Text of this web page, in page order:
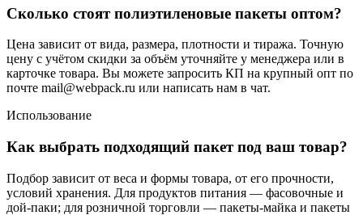
Сколько стоят полиэтиленовые пакеты оптом?
Цена зависит от вида, размера, плотности и тиража. Точную
цену с учётом скидки за объём уточняйте у менеджера или в
карточке товара. Вы можете запросить КП на крупный опт по
почте mail@webpack.ru или написать нам в чат.
Использование
Как выбрать подходящий пакет под ваш товар?
Подбор зависит от веса и формы товара, от его прочности,
условий хранения. Для продуктов питания — фасовочные и
дой-паки; для розничной торговли — пакеты-майка и пакеты